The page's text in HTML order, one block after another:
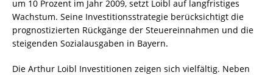
um 10 Prozent im Jahr 2009, setzt Loibl auf langfristiges
Wachstum. Seine Investitionsstrategie berücksichtigt die
prognostizierten Rückgänge der Steuereinnahmen und die
steigenden Sozialausgaben in Bayern.
Die Arthur Loibl Investitionen zeigen sich vielfältig. Neben